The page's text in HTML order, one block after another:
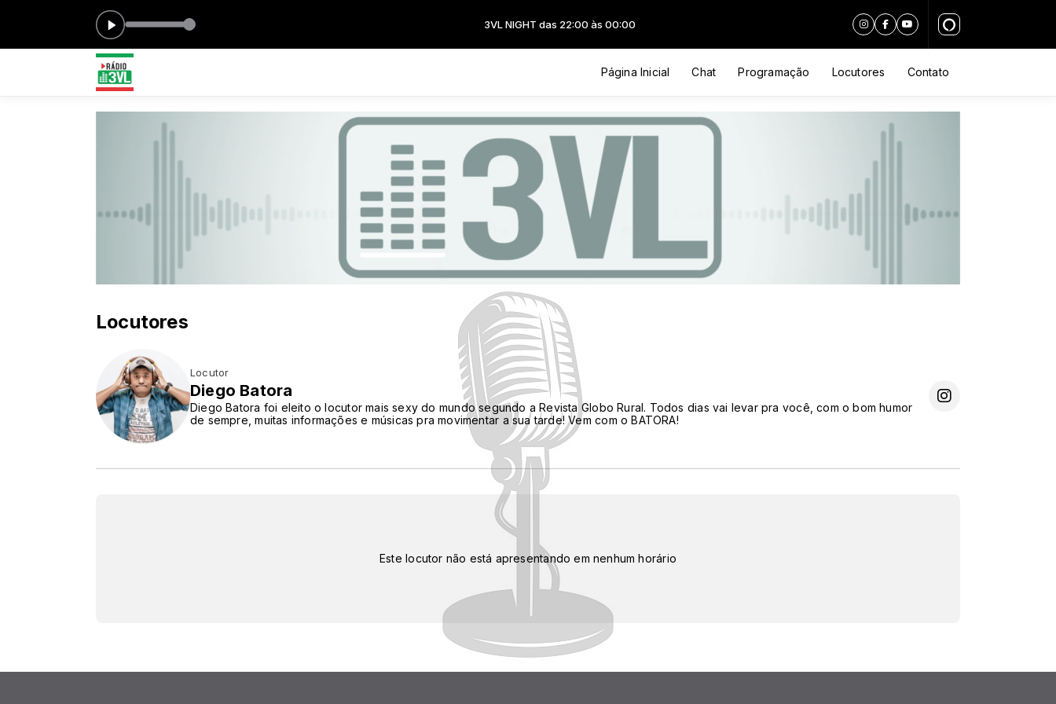
3VL NIGHT das 22:00 às 00:00
Página Inicial Chat Programação Locutores Contato
Locutores
Locutor
Diego Batora
Diego Batora foi eleito o locutor mais sexy do mundo segundo a Revista Globo Rural. Todos dias vai levar pra você, com o bom humor
de sempre, muitas informações e músicas pra movimentar a sua tarde! Vem com o BATORA!
Este locutor não está apresentando em nenhum horário